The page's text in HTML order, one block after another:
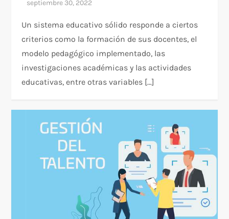
Un sistema educativo sólido responde a ciertos
criterios como la formación de sus docentes, el
modelo pedagógico implementado, las
investigaciones académicas y las actividades
educativas, entre otras variables […]